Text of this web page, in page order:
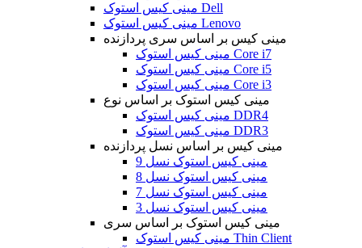
مینی کیس استوک Dell
مینی کیس استوک Lenovo
مینی کیس بر اساس سری پردازنده
مینی کیس استوک Core i7
مینی کیس استوک Core i5
مینی کیس استوک Core i3
مینی کیس استوک بر اساس نوع
مینی کیس استوک DDR4
مینی کیس استوک DDR3
مینی کیس بر اساس نسل پردازنده
مینی کیس استوک نسل 9
مینی کیس استوک نسل 8
مینی کیس استوک نسل 7
مینی کیس استوک نسل 3
مینی کیس استوک بر اساس سری
مینی کیس استوک Thin Client